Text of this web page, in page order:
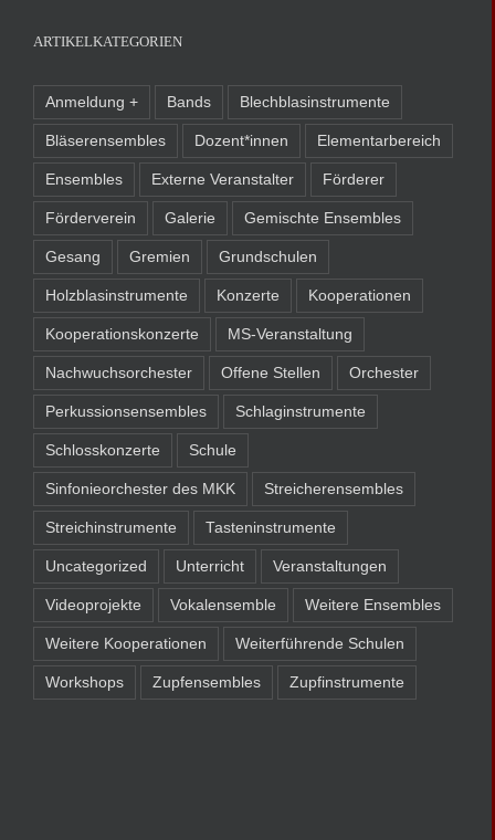
ARTIKELKATEGORIEN
Anmeldung + Bands Blechblasinstrumente
Bläserensembles Dozent*innen Elementarbereich
Ensembles Externe Veranstalter Förderer
Förderverein Galerie Gemischte Ensembles
Gesang Gremien Grundschulen
Holzblasinstrumente Konzerte Kooperationen
Kooperationskonzerte MS-Veranstaltung
Nachwuchsorchester Offene Stellen Orchester
Perkussionsensembles Schlaginstrumente
Schlosskonzerte Schule
Sinfonieorchester des MKK Streicherensembles
Streichinstrumente Tasteninstrumente
Uncategorized Unterricht Veranstaltungen
Videoprojekte Vokalensemble Weitere Ensembles
Weitere Kooperationen Weiterführende Schulen
Workshops Zupfensembles Zupfinstrumente